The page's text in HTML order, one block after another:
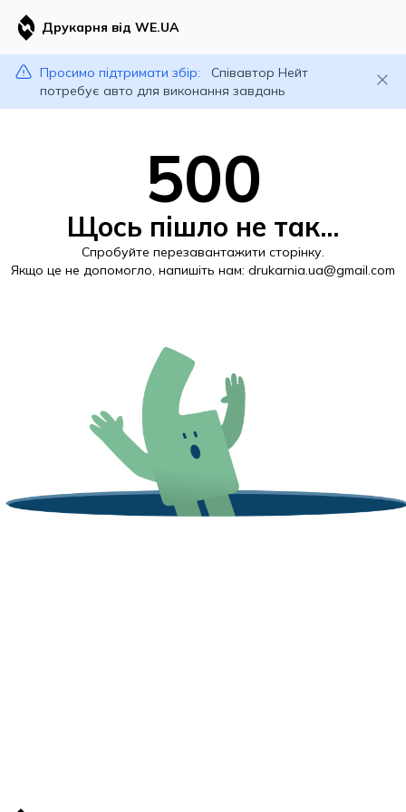
Друкарня від WE.UA
Просимо підтримати збір:
Співавтор Нейт
потребує авто для виконання завдань
500
Щось пішло не так...
Спробуйте перезавантажити сторінку.
Якщо це не допомогло, напишіть нам: drukarnia.ua@gmail.com